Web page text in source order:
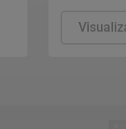
nesta